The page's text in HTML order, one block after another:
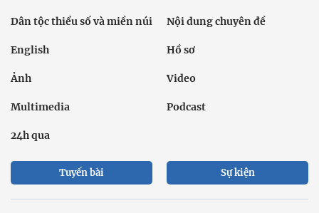
Dân tộc thiểu số và miền núi Nội dung chuyên đề
English Hồ sơ
Ảnh Video
Multimedia Podcast
24h qua
Tuyến bài Sự kiện